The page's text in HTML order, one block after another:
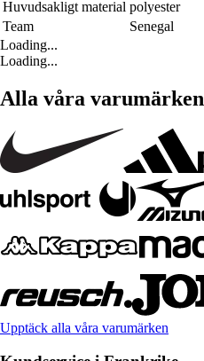
Huvudsakligt material polyester
Team
Senegal
Loading...
Loading...
Alla våra varumärken
Upptäck alla våra varumärken